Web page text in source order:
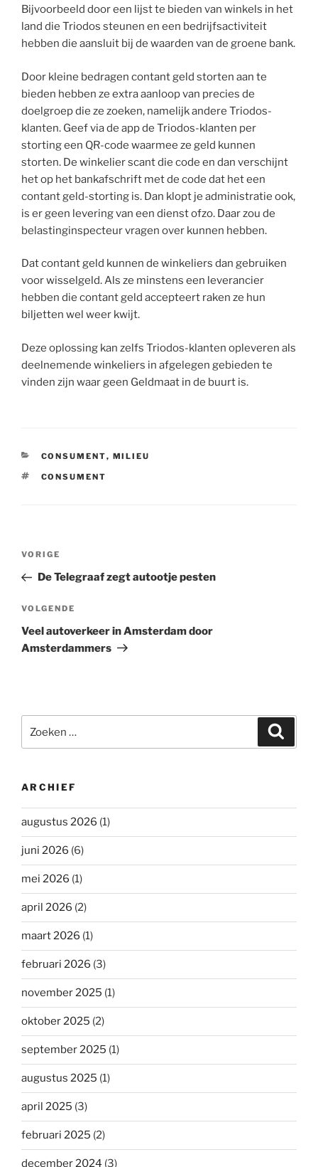
Bijvoorbeeld door een lijst te bieden van winkels in het
land die Triodos steunen en een bedrijfsactiviteit
hebben die aansluit bij de waarden van de groene bank.
Door kleine bedragen contant geld storten aan te
bieden hebben ze extra aanloop van precies de
doelgroep die ze zoeken, namelijk andere Triodos-
klanten. Geef via de app de Triodos-klanten per
storting een QR-code waarmee ze geld kunnen
storten. De winkelier scant die code en dan verschijnt
het op het bankafschrift met de code dat het een
contant geld-storting is. Dan klopt je administratie ook,
is er geen levering van een dienst ofzo. Daar zou de
belastinginspecteur vragen over kunnen hebben.
Dat contant geld kunnen de winkeliers dan gebruiken
voor wisselgeld. Als ze minstens een leverancier
hebben die contant geld accepteert raken ze hun
biljetten wel weer kwijt.
Deze oplossing kan zelfs Triodos-klanten opleveren als
deelnemende winkeliers in afgelegen gebieden te
vinden zijn waar geen Geldmaat in de buurt is.
CATEGORIEËN
CONSUMENT, MILIEU
TAGS
CONSUMENT
Bericht
Vorig
bericht
VORIGE
De Telegraaf zegt autootje pesten
Volgend
bericht
VOLGENDE
Veel autoverkeer in Amsterdam door
Amsterdammers
naar:
ARCHIEF
augustus 2026 (1)
juni 2026 (6)
mei 2026 (1)
april 2026 (2)
maart 2026 (1)
februari 2026 (3)
november 2025 (1)
oktober 2025 (2)
september 2025 (1)
augustus 2025 (1)
april 2025 (3)
februari 2025 (2)
december 2024 (3)